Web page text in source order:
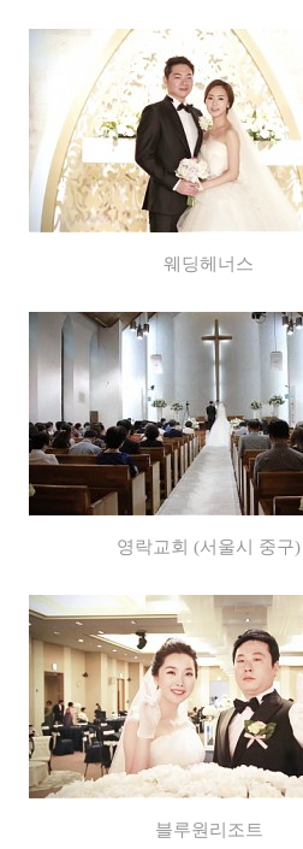
웨딩헤너스
영락교회 (서울시 중구)
블루원리조트